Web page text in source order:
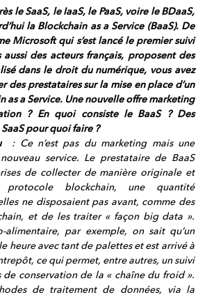
le SaaS, le IaaS, le PaaS, voire le BDaaS,
la Blockchain as a Service (BaaS). De
Microsoft qui s’est lancé le premier suivi
des acteurs français, proposent des
dans le droit du numérique, vous avez
des prestataires sur la mise en place d’un
as a Service. Une nouvelle offre marketing
? En quoi consiste le BaaS ? Des
pour quoi faire ?
: Ce n’est pas du marketing mais une
service. Le prestataire de BaaS
de collecter de manière originale et
blockchain, une quantité
ne disposaient pas avant, comme des
et de les traiter « façon big data ».
alimentaire, par exemple, on sait qu’un
heure avec tant de palettes et est arrivé à
ce qui permet, entre autres, un suivi
conservation de la « chaîne du froid ».
de traitement de données, via la